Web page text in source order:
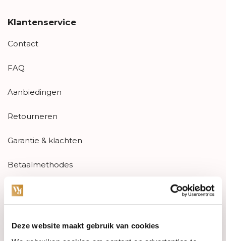
Deze website maakt gebruik van cookies
Klantenservice
Contact
FAQ
Aanbiedingen
Retourneren
Garantie & klachten
Betaalmethodes
Sitemap
Categorieën